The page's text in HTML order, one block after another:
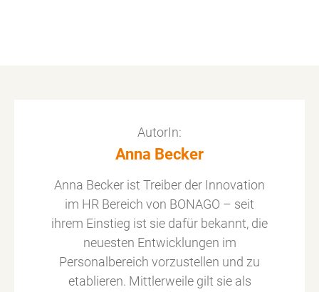
AutorIn:
Anna Becker
Anna Becker ist Treiber der Innovation
im HR Bereich von BONAGO – seit
ihrem Einstieg ist sie dafür bekannt, die
neuesten Entwicklungen im
Personalbereich vorzustellen und zu
etablieren. Mittlerweile gilt sie als